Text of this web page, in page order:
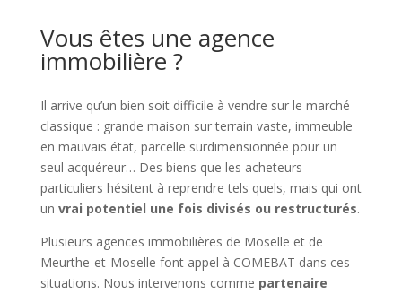
Vous êtes une agence
immobilière ?
Il arrive qu’un bien soit difficile à vendre sur le marché
classique : grande maison sur terrain vaste, immeuble
en mauvais état, parcelle surdimensionnée pour un
seul acquéreur… Des biens que les acheteurs
particuliers hésitent à reprendre tels quels, mais qui ont
un vrai potentiel une fois divisés ou restructurés.
Plusieurs agences immobilières de Moselle et de
Meurthe-et-Moselle font appel à COMEBAT dans ces
situations. Nous intervenons comme partenaire